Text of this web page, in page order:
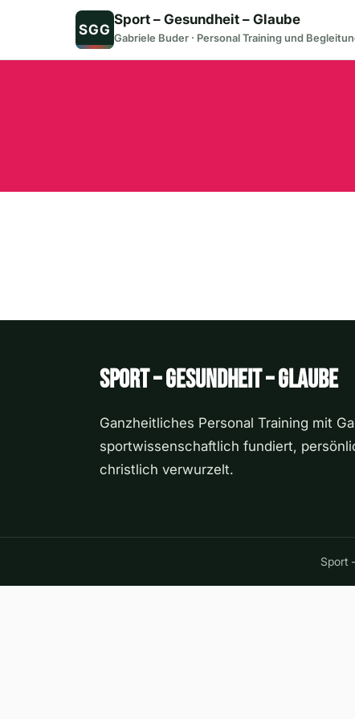
springen
SGG
Sport – Gesundheit – Glaube
Gabriele Buder · Personal Training und
Sport – Gesundheit – Glaube
Ganzheitliches Personal Training mit
sportwissenschaftlich fundiert,
christlich verwurzelt.
Sport